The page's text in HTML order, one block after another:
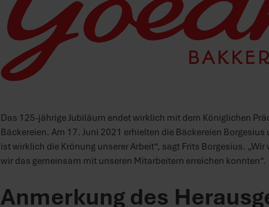
Das 125-jährige Jubiläum endet wirklich mit dem Königlichen
Bäckereien. Am 17. Juni 2021 erhielten die Bäckereien
ist wirklich die Krönung unserer Arbeit“, sagt Frits Borgesius.
wir das gemeinsam mit unseren Mitarbeitern erreichen konnten“.
Anmerkung des